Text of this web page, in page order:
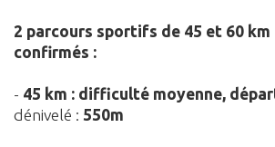
2 parcours sportifs de 45 et 60
confirmés :
- 45 km : difficulté moyenne,
dénivelé : 550m